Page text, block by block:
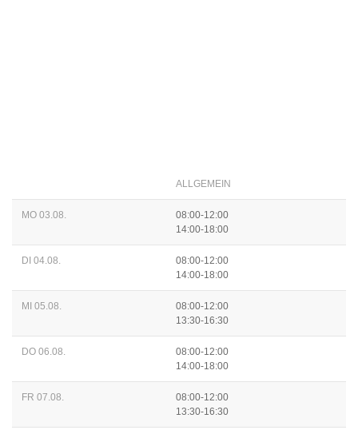
ALLGEMEIN
MO 03.08.
08:00-12:00
14:00-18:00
DI 04.08.
08:00-12:00
14:00-18:00
MI 05.08.
08:00-12:00
13:30-16:30
DO 06.08.
08:00-12:00
14:00-18:00
FR 07.08.
08:00-12:00
13:30-16:30